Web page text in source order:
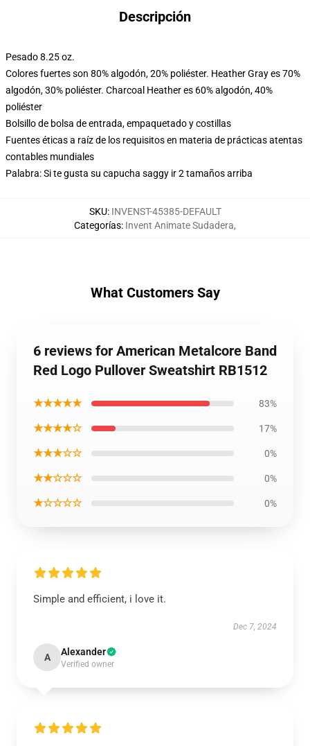
Descripción
Pesado 8.25 oz.
Colores fuertes son 80% algodón, 20% poliéster. Heather Gray es 70%
algodón, 30% poliéster. Charcoal Heather es 60% algodón, 40%
poliéster
Bolsillo de bolsa de entrada, empaquetado y costillas
Fuentes éticas a raíz de los requisitos en materia de prácticas atentas
contables mundiales
Palabra: Si te gusta su capucha saggy ir 2 tamaños arriba
SKU: INVENST-45385-DEFAULT
Categorías: Invent Animate Sudadera,
What Customers Say
6 reviews for American Metalcore Band
Red Logo Pullover Sweatshirt RB1512
★★★★★ 83%
★★★★☆ 17%
★★★☆☆ 0%
★★☆☆☆ 0%
★☆☆☆☆ 0%
Simple and efficient, i love it.
Dec 7, 2024
A Alexander
Verified owner